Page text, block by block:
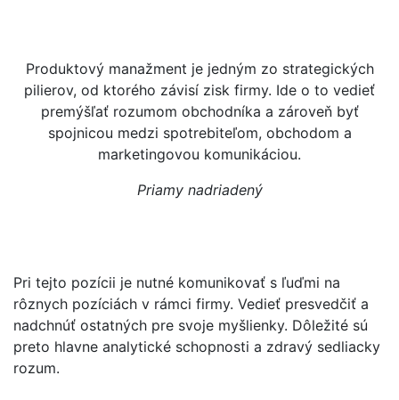
Produktový manažment je jedným zo strategických
pilierov, od ktorého závisí zisk firmy. Ide o to vedieť
premýšľať rozumom obchodníka a zároveň byť
spojnicou medzi spotrebiteľom, obchodom a
marketingovou komunikáciou.
Priamy nadriadený
Pri tejto pozícii je nutné komunikovať s ľuďmi na
rôznych pozíciách v rámci firmy. Vedieť presvedčiť a
nadchnúť ostatných pre svoje myšlienky. Dôležité sú
preto hlavne analytické schopnosti a zdravý sedliacky
rozum.